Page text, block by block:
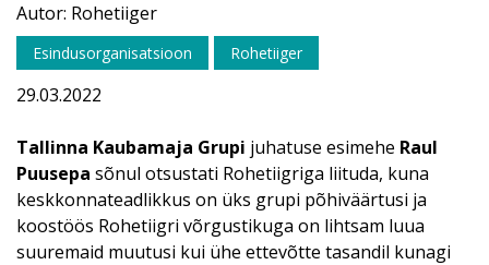
Autor: Rohetiiger
Esindusorganisatsioon Rohetiiger
29.03.2022
Tallinna Kaubamaja Grupi juhatuse esimehe Raul
Puusepa sõnul otsustati Rohetiigriga liituda, kuna
keskkonnateadlikkus on üks grupi põhiväärtusi ja
koostöös Rohetiigri võrgustikuga on lihtsam luua
suuremaid muutusi kui ühe ettevõtte tasandil kunagi